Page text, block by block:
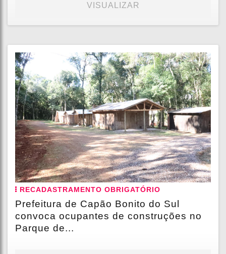
VISUALIZAR
RECADASTRAMENTO OBRIGATÓRIO
Prefeitura de Capão Bonito do Sul
convoca ocupantes de construções no
Parque de...